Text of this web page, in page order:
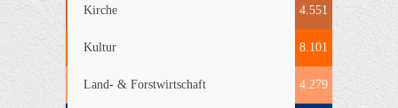
Kirche 4.551
Kultur 8.101
Land- & Forstwirtschaft 4.279